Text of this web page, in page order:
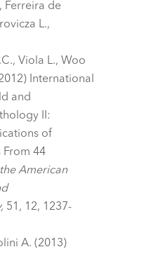
Ferreira de
L.,
Viola L., Woo
International
and
II:
of
From 44
American
51, 12, 1237-
A. (2013)